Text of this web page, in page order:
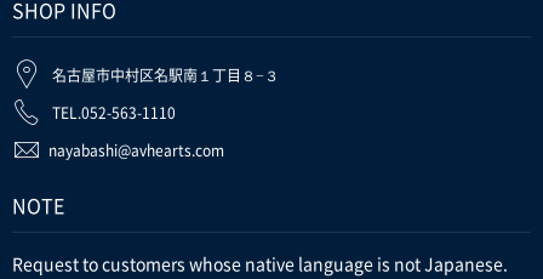
SHOP INFO
名古屋市中村区名駅南１丁目８−３
TEL.052-563-1110
nayabashi@avhearts.com
NOTE
Request to customers whose native language is not Japanese.